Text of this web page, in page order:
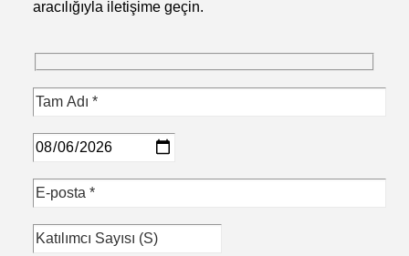
aracılığıyla iletişime geçin.